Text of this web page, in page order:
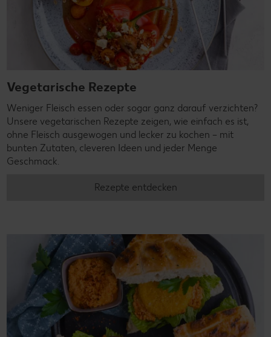
Vegetarische Rezepte
Weniger Fleisch essen oder sogar ganz darauf verzichten?
Unsere vegetarischen Rezepte zeigen, wie einfach es ist,
ohne Fleisch ausgewogen und lecker zu kochen – mit
bunten Zutaten, cleveren Ideen und jeder Menge
Geschmack.
Rezepte entdecken